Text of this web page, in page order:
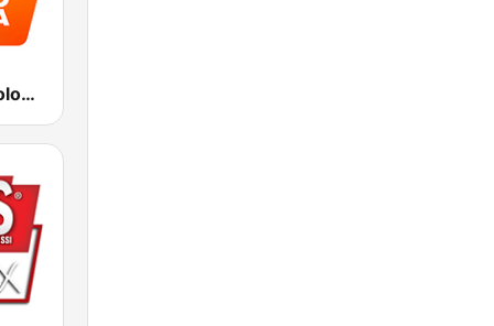
Radio Italia solomusicaitaliana